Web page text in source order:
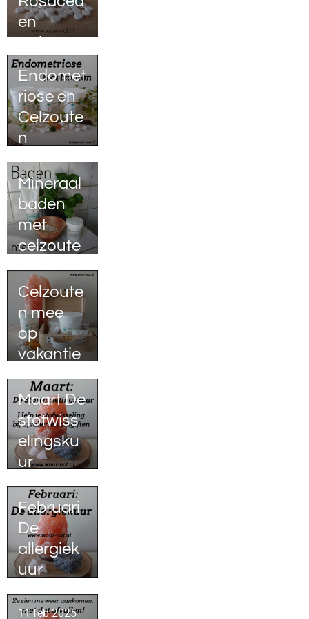
en
Celzoute
n
Endomet
riose en
Celzoute
n
Mineraal
baden
met
celzoute
n
Celzoute
n mee
op
vakantie
Maart De
stofwiss
elingsku
ur
Februari
De
allergiek
uur
11 feb 2025